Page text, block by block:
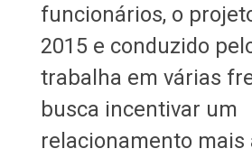
funcionários, o
2015 e conduzido
trabalha em várias
busca incentivar um
relacionamento mais